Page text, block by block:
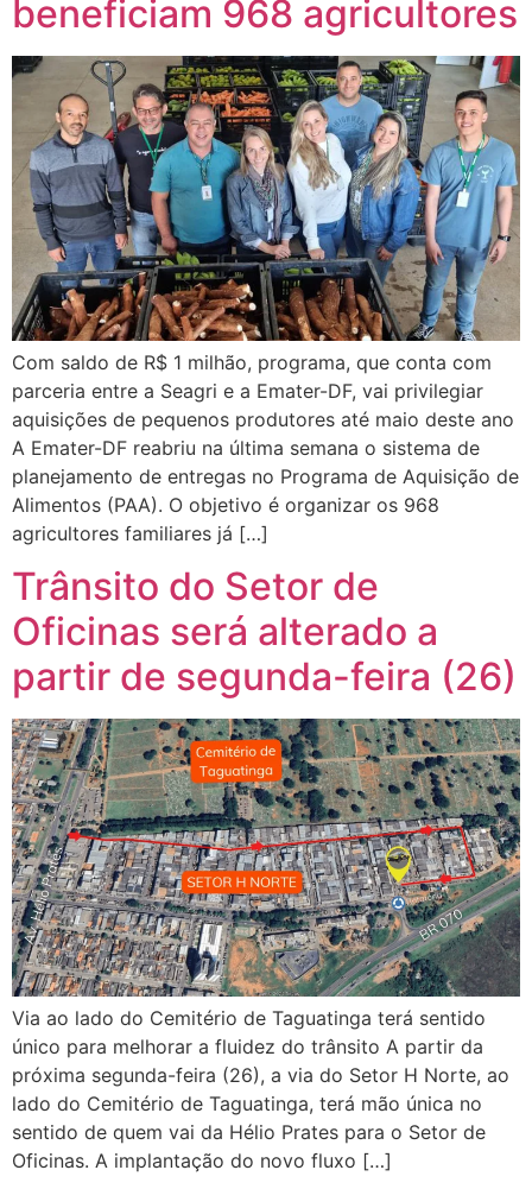
beneficiam 968 agricultores
Com saldo de R$ 1 milhão, programa, que conta com
parceria entre a Seagri e a Emater-DF, vai privilegiar
aquisições de pequenos produtores até maio deste ano
A Emater-DF reabriu na última semana o sistema de
planejamento de entregas no Programa de Aquisição de
Alimentos (PAA). O objetivo é organizar os 968
agricultores familiares já […]
Trânsito do Setor de
Oficinas será alterado a
partir de segunda-feira (26)
Via ao lado do Cemitério de Taguatinga terá sentido
único para melhorar a fluidez do trânsito A partir da
próxima segunda-feira (26), a via do Setor H Norte, ao
lado do Cemitério de Taguatinga, terá mão única no
sentido de quem vai da Hélio Prates para o Setor de
Oficinas. A implantação do novo fluxo […]